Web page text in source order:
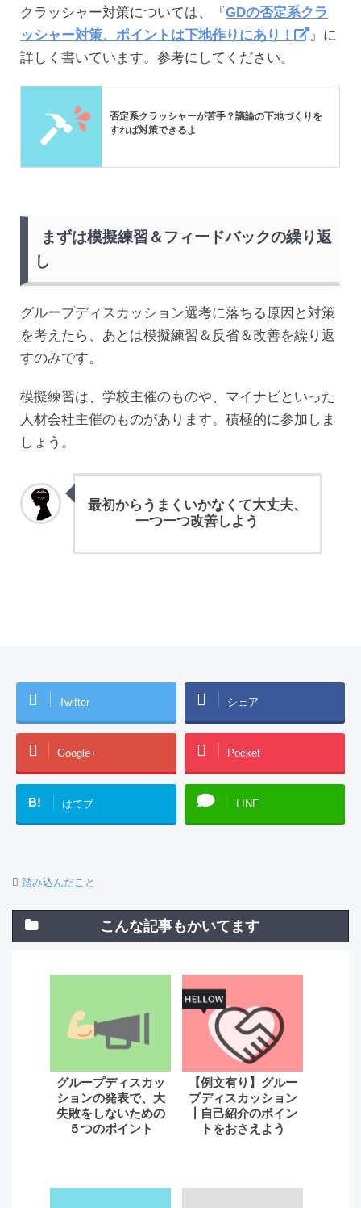
クラッシャー対策については、『GDの否定系クラ
ッシャー対策、ポイントは下地作りにあり！
』に
詳しく書いています。参考にしてください。
否定系クラッシャーが苦手？議論の下地づくりを
すれば対策できるよ
まずは模擬練習＆フィードバックの繰り返
し
グループディスカッション選考に落ちる原因と対策
を考えたら、あとは模擬練習＆反省＆改善を繰り返
すのみです。
模擬練習は、学校主催のものや、マイナビといった
人材会社主催のものがあります。積極的に参加しま
しょう。
最初からうまくいかなくて大丈夫、
一つ一つ改善しよう
Twitter シェア
Google+ Pocket
B! はてブ LINE
-踏み込んだこと
こんな記事もかいてます
グループディスカッ
ションの発表で、大
失敗をしないための
５つのポイント
【例文有り】グルー
プディスカッション
┃自己紹介のポイン
トをおさえよう